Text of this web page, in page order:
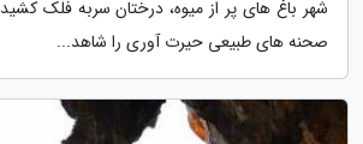
شهر باغ های پر از میوه، درختان سربه فلک
صحنه های طبیعی حیرت آوری را شاهد...